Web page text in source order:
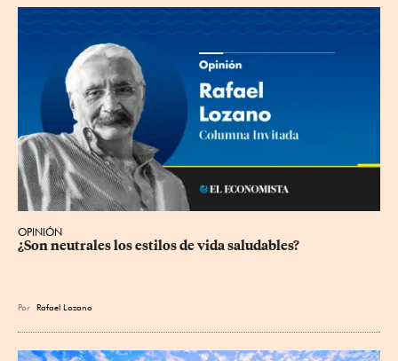
OPINIÓN
¿Son neutrales los estilos de vida saludables?
Por Rafael Lozano